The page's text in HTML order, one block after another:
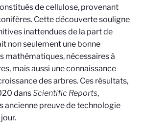
de cellulose, provenant
Cette découverte souligne
inattendues de la part de
non seulement une bonne
mathématiques, nécessaires à
mais aussi une connaissance
des arbres. Ces résultats,
dansScientific Reports,
ancienne preuve de technologie